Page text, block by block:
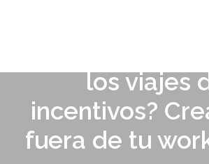
INSPIRA
INSPIRA
los viajes
incentivos?
fuera de tu